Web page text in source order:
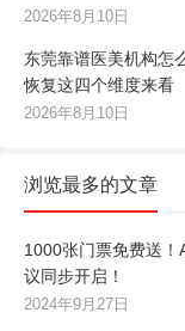
2026年8月10日
东莞靠谱医美机构怎
恢复这四个维度来看
2026年8月10日
浏览最多的文章
1000张门票免费送！
议同步开启！
2024年9月27日